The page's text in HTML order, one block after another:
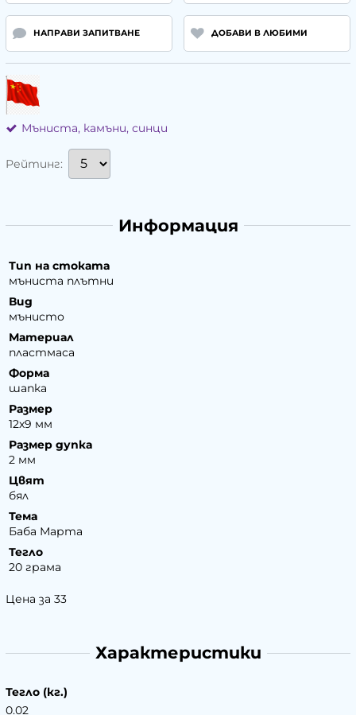
НАПРАВИ ЗАПИТВАНЕ ДОБАВИ В ЛЮБИМИ
Мъниста, камъни, синци
Рейтинг:
Информация
Тип на стоката
мъниста плътни
Вид
мънисто
Материал
пластмаса
Форма
шапка
Размер
12х9 мм
Размер дупка
2 мм
Цвят
бял
Тема
Баба Марта
Тегло
20 грама
Цена за 33
Характеристики
Тегло (кг.)
0.02